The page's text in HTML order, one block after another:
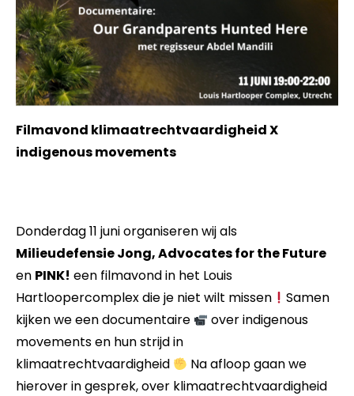
Events
Artikelen
Over Ons
Filmavond klimaatrechtvaardigheid X
indigenous movements
Donderdag 11 juni organiseren wij als
Milieudefensie Jong, Advocates for the Future
en PINK! een filmavond in het Louis
Hartloopercomplex die je niet wilt missen
Samen
kijken we een documentaire
over indigenous
movements en hun strijd in
klimaatrechtvaardigheid
Na afloop gaan we
hierover in gesprek, over klimaatrechtvaardigheid